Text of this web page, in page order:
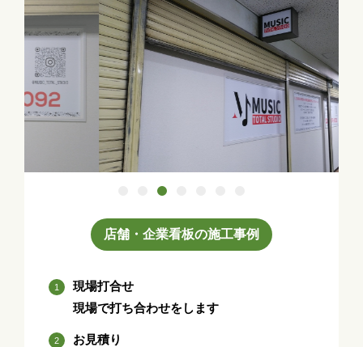
店舗・企業看板の施工事例
現場打合せ
現場で打ち合わせをします
お見積り